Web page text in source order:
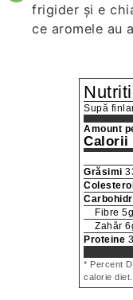
frigider și e
ce aromele au
Supă
Amount
Calorii
Grăsimi
Colesterol
Fibre 5g
Zahăr 6
Proteine
* Percent
calorie diet.